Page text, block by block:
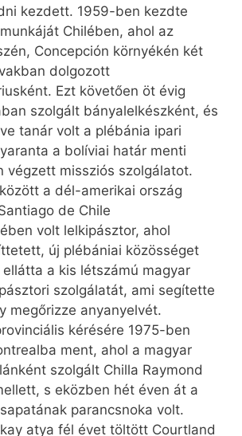
kezdett. 1959-ben kezdte
Chilében, ahol az
Concepción környékén két
dolgozott
Ezt követően öt évig
szolgált bánya­lel­kész­ként, és
tanár volt a plébánia ipari
a bolíviai határ menti
végzett missziós szolgálatot.
a dél-amerikai ország
de Chile
volt lelkipásztor, ahol
új plébániai közösséget
a kis létszámú magyar
szolgálatát, ami segítette
megőrizze anyanyelvét.
kérésére 1975-ben
ment, ahol a magyar
szolgált Chilla Raymond
s eközben hét éven át a
parancsnoka volt.
atya fél évet töltött Courtland